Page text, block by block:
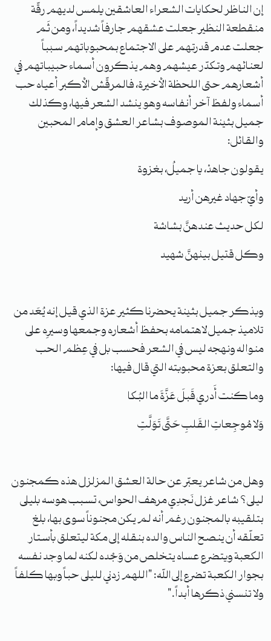
إن الناظر لحكايات الشعراء العاشقين يلمس لديهم رقّة
منقطعة النظير جعلت عشقهم جارفاً شديداً، ومن ثَم
جعلت عدم قدرتهم على الاجتماع بمحبوباتهم سبباً
لعنائهم وتكدّر عيشهم وهم يذكرون أسماء حبيباتهم في
أشعارهم حتى اللحظة الأخيرة، فالمرقّش الأكبر أعياه حب
أسماء ولفظ آخر أنفاسه وهو ينشد الشعر فيها، وكذلك
جميل بثينة الموصوف بشاعر العشق وإمام المحبين
والقائل:
يقولون جاهدْ، يا جميلُ، بغزوة
وأيّ جهاد غيرهن أريد
لكل حديث عندهنَّ بشاشة
وكل قتيل بينهنَّ شهيد
وبذكر جميل بثينة يحضرنا كثير عزة الذي قيل إنه يُعَد من
تلاميذ جميل لاهتمامه بحفظ أشعاره وجمعها وسيرِه على
منواله ونهجه ليس في الشعر فحسب بل في عِظم الحب
والتعلق بعزة محبوبته التي قال فيها:
وما كنت أَدري قَبلَ عَزَّةَ ما البُكا
وَلا مُوجِعاتِ القَلبِ حَتَّى تَوَلَّتِ
وهل من شاعر يعبّر عن حالة العشق المزلزل هذه كمجنون
ليلى؟ شاعر غزل نَجدِي مرهف الحواس، تسبب هوسه بليلى
بتلقيبه بالمجنون رغم أنه لم يكن مجنوناً سوى بها، بلغ
تعلّقه أن ينصح الناس والده بنقله إلى مكة ليتعلق بأستار
الكعبة ويتضرع عساه يتخلص من وَجْده لكنه لما وجد نفسه
بجوار الكعبة تضرع إلى اللّه: "اللهم زدني لليلى حباً وبها كلفاً
ولا تنسني ذكرها أبداً."